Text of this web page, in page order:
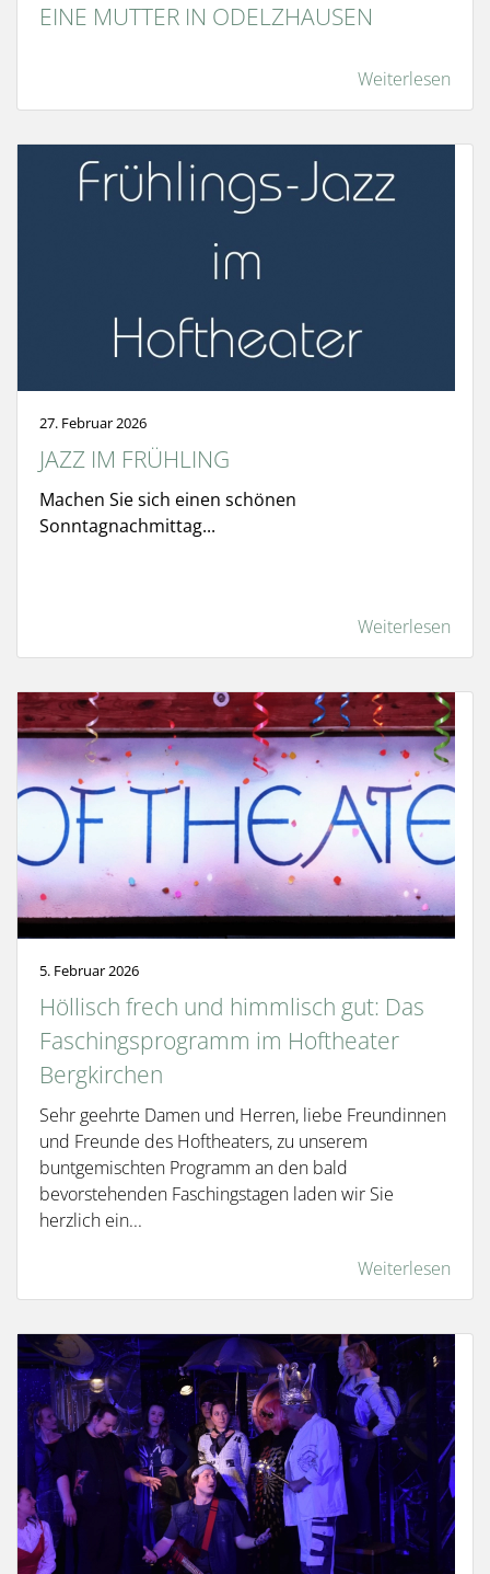
EINE MUTTER IN ODELZHAUSEN
Weiterlesen
27. Februar 2026
JAZZ IM FRÜHLING
Machen Sie sich einen schönen
Sonntagnachmittag...
Weiterlesen
5. Februar 2026
Höllisch frech und himmlisch gut: Das
Faschingsprogramm im Hoftheater
Bergkirchen
Sehr geehrte Damen und Herren, liebe Freundinnen
und Freunde des Hoftheaters, zu unserem
buntgemischten Programm an den bald
bevorstehenden Faschingstagen laden wir Sie
herzlich ein...
Weiterlesen